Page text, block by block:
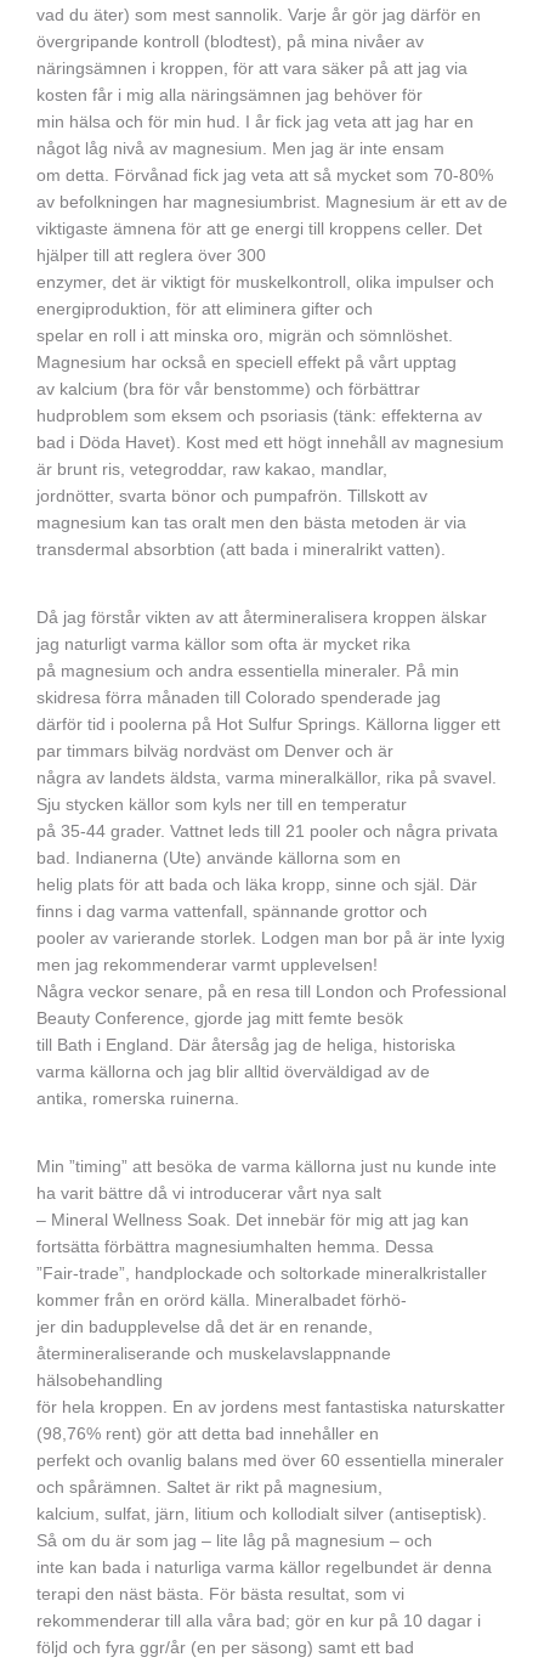
vad du äter) som mest sannolik. Varje år gör jag därför en
övergripande kontroll (blodtest), på mina nivåer av
näringsämnen i kroppen, för att vara säker på att jag via
kosten får i mig alla näringsämnen jag behöver för
min hälsa och för min hud. I år fick jag veta att jag har en
något låg nivå av magnesium. Men jag är inte ensam
om detta. Förvånad fick jag veta att så mycket som 70-80%
av befolkningen har magnesiumbrist. Magnesium är ett av de
viktigaste ämnena för att ge energi till kroppens celler. Det
hjälper till att reglera över 300
enzymer, det är viktigt för muskelkontroll, olika impulser och
energiproduktion, för att eliminera gifter och
spelar en roll i att minska oro, migrän och sömnlöshet.
Magnesium har också en speciell effekt på vårt upptag
av kalcium (bra för vår benstomme) och förbättrar
hudproblem som eksem och psoriasis (tänk: effekterna av
bad i Döda Havet). Kost med ett högt innehåll av magnesium
är brunt ris, vetegroddar, raw kakao, mandlar,
jordnötter, svarta bönor och pumpafrön. Tillskott av
magnesium kan tas oralt men den bästa metoden är via
transdermal absorbtion (att bada i mineralrikt vatten).
Då jag förstår vikten av att återmineralisera kroppen älskar
jag naturligt varma källor som ofta är mycket rika
på magnesium och andra essentiella mineraler. På min
skidresa förra månaden till Colorado spenderade jag
därför tid i poolerna på Hot Sulfur Springs. Källorna ligger ett
par timmars bilväg nordväst om Denver och är
några av landets äldsta, varma mineralkällor, rika på svavel.
Sju stycken källor som kyls ner till en temperatur
på 35-44 grader. Vattnet leds till 21 pooler och några privata
bad. Indianerna (Ute) använde källorna som en
helig plats för att bada och läka kropp, sinne och själ. Där
finns i dag varma vattenfall, spännande grottor och
pooler av varierande storlek. Lodgen man bor på är inte lyxig
men jag rekommenderar varmt upplevelsen!
Några veckor senare, på en resa till London och Professional
Beauty Conference, gjorde jag mitt femte besök
till Bath i England. Där återsåg jag de heliga, historiska
varma källorna och jag blir alltid överväldigad av de
antika, romerska ruinerna.
Min ”timing” att besöka de varma källorna just nu kunde inte
ha varit bättre då vi introducerar vårt nya salt
– Mineral Wellness Soak. Det innebär för mig att jag kan
fortsätta förbättra magnesiumhalten hemma. Dessa
”Fair-trade”, handplockade och soltorkade mineralkristaller
kommer från en orörd källa. Mineralbadet förhö-
jer din badupplevelse då det är en renande,
återmineraliserande och muskelavslappnande
hälsobehandling
för hela kroppen. En av jordens mest fantastiska naturskatter
(98,76% rent) gör att detta bad innehåller en
perfekt och ovanlig balans med över 60 essentiella mineraler
och spårämnen. Saltet är rikt på magnesium,
kalcium, sulfat, järn, litium och kollodialt silver (antiseptisk).
Så om du är som jag – lite låg på magnesium – och
inte kan bada i naturliga varma källor regelbundet är denna
terapi den näst bästa. För bästa resultat, som vi
rekommenderar till alla våra bad; gör en kur på 10 dagar i
följd och fyra ggr/år (en per säsong) samt ett bad